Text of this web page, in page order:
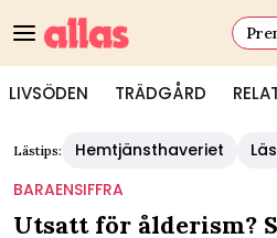
LIVSÖDEN TRÄDGÅRD
Lästips: Hemtjänsthaveriet
BARAENSIFFRA
Utsatt för ålderism?